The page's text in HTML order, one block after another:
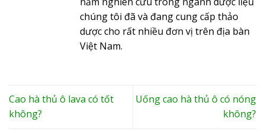
chúng tôi đã và đang cung cấp thảo
dược cho rất nhiều đơn vị trên địa bàn
Việt Nam.
Cao hà thủ ô lava có tốt
không?
Uống cao hà thủ ô có nóng
không?